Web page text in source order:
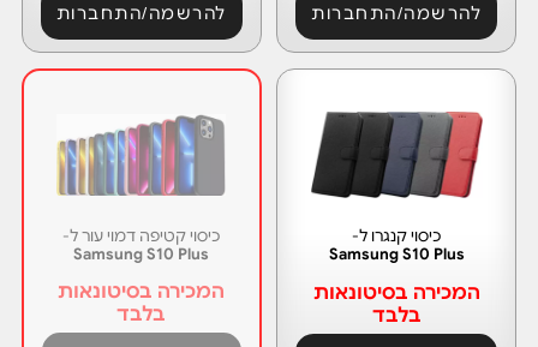
להרשמה/התחברות להרשמה/התחברות
כיסוי קטיפה דמוי עור ל-
Samsung S10 Plus
המכירה בסיטונאות
בלבד
כיסוי קנגרו ל-
Samsung S10 Plus
המכירה בסיטונאות
בלבד